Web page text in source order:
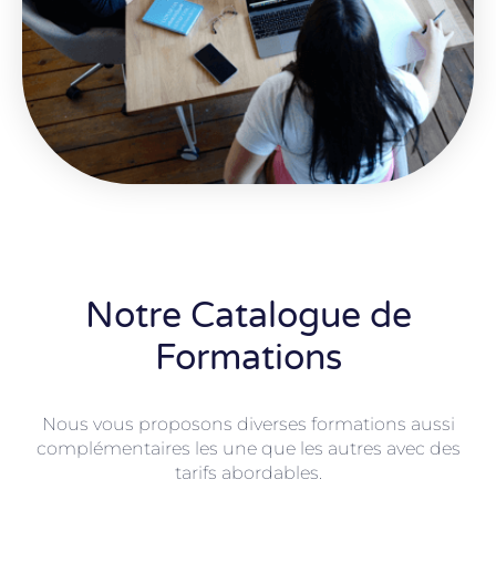
Notre Catalogue de
Formations
Nous vous proposons diverses formations aussi
complémentaires les une que les autres avec des
tarifs abordables.